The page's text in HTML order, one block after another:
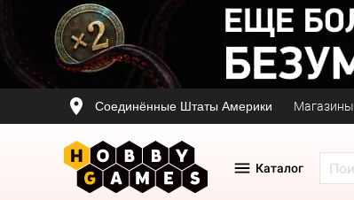
Соединённые Штаты Америки Магазины
Каталог